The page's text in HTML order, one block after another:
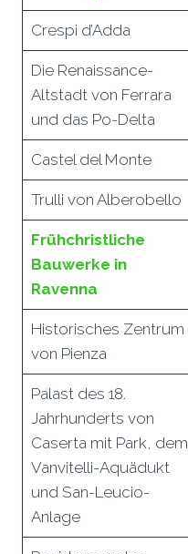
Crespi d’Adda
Die Renaissance-
Altstadt von Ferrara
und das Po-Delta
Castel del Monte
Trulli von Alberobello
Frühchristliche
Bauwerke in
Ravenna
Historisches Zentrum
von Pienza
Palast des 18.
Jahrhunderts von
Caserta mit Park, dem
Vanvitelli-Aquädukt
und San-Leucio-
Anlage